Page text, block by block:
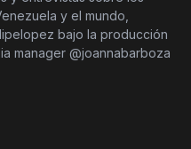
y el mundo,
bajo la producción
manager @joannabarboza